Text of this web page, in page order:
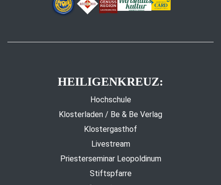
HEILIGENKREUZ:
Hochschule
Klosterladen / Be & Be Verlag
Klostergasthof
Livestream
Priesterseminar Leopoldinum
Stiftspfarre